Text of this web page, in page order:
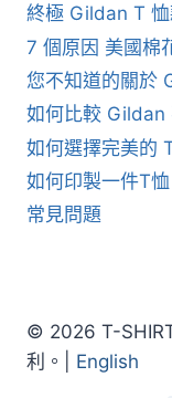
終極 Gildan T
7 個原因 美國棉
您不知道的關於
如何比較 Gildan
如何選擇完美的
如何印製一件T恤
常見問題
© 2026 T-
利。| English